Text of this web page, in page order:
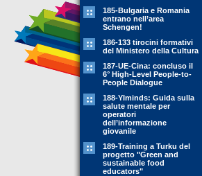
185-Bulgaria e Romania
entrano nell’area
Schengen!
186-133 tirocini formativi
del Ministero della Cultura
187-UE-Cina: concluso il
6° High-Level People-to-
People Dialogue
188-YIminds: Guida sulla
salute mentale per
operatori
dell’informazione
giovanile
189-Training a Turku del
progetto "Green and
sustainable food
educators"